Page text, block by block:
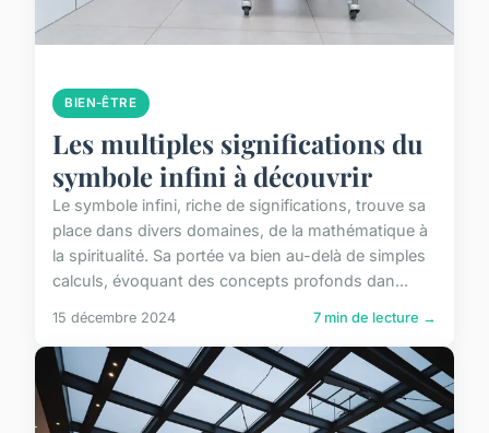
BIEN-ÊTRE
Les multiples significations du
symbole infini à découvrir
Le symbole infini, riche de significations, trouve sa
place dans divers domaines, de la mathématique à
la spiritualité. Sa portée va bien au-delà de simples
calculs, évoquant des concepts profonds dan...
15 décembre 2024 7 min de lecture →